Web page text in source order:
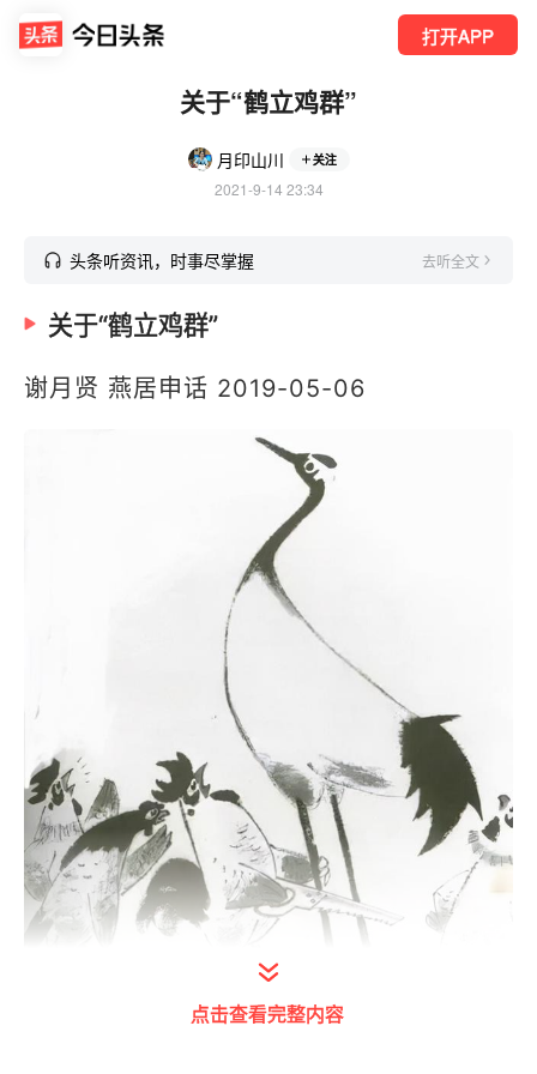
打开APP
关于“鹤立鸡群”
月印山川 关注
2021-9-14 23:34
头条听资讯，时事尽掌握 去听全文
关于“鹤立鸡群”
谢月贤 燕居申话 2019-05-06
点击查看完整内容